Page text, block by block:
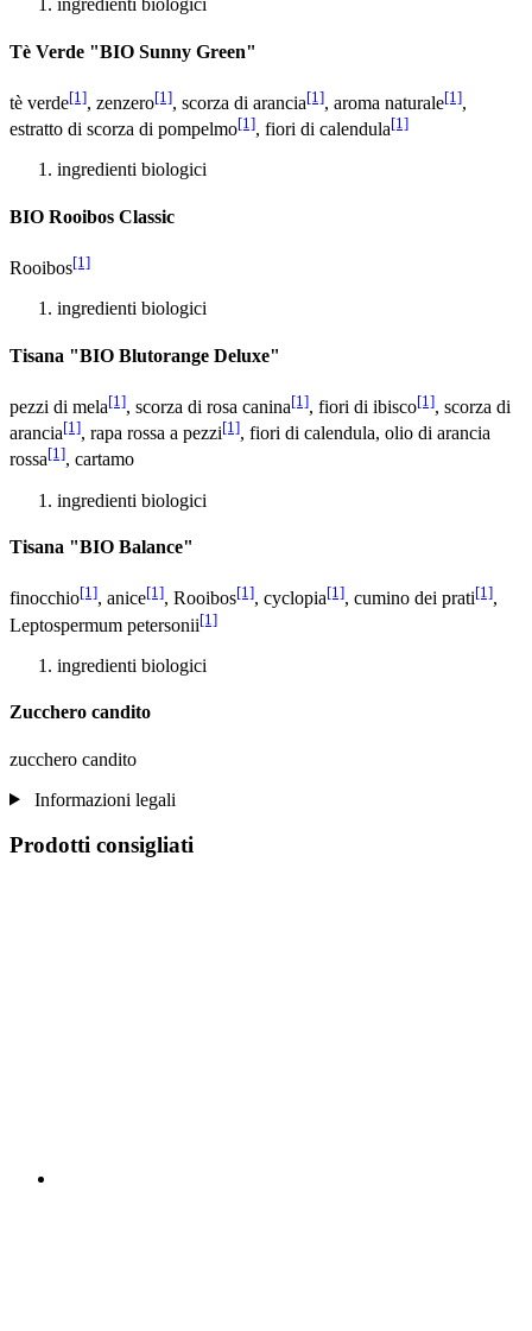
ingredienti biologici
Tè Verde "BIO Sunny Green"
tè verde[1], zenzero[1], scorza di arancia[1], aroma naturale[1],
estratto di scorza di pompelmo[1], fiori di calendula[1]
ingredienti biologici
BIO Rooibos Classic
Rooibos[1]
ingredienti biologici
Tisana "BIO Blutorange Deluxe"
pezzi di mela[1], scorza di rosa canina[1], fiori di ibisco[1], scorza di
arancia[1], rapa rossa a pezzi[1], fiori di calendula, olio di arancia
rossa[1], cartamo
ingredienti biologici
Tisana "BIO Balance"
finocchio[1], anice[1], Rooibos[1], cyclopia[1], cumino dei prati[1],
Leptospermum petersonii[1]
ingredienti biologici
Zucchero candito
zucchero candito
Informazioni legali
Prodotti consigliati